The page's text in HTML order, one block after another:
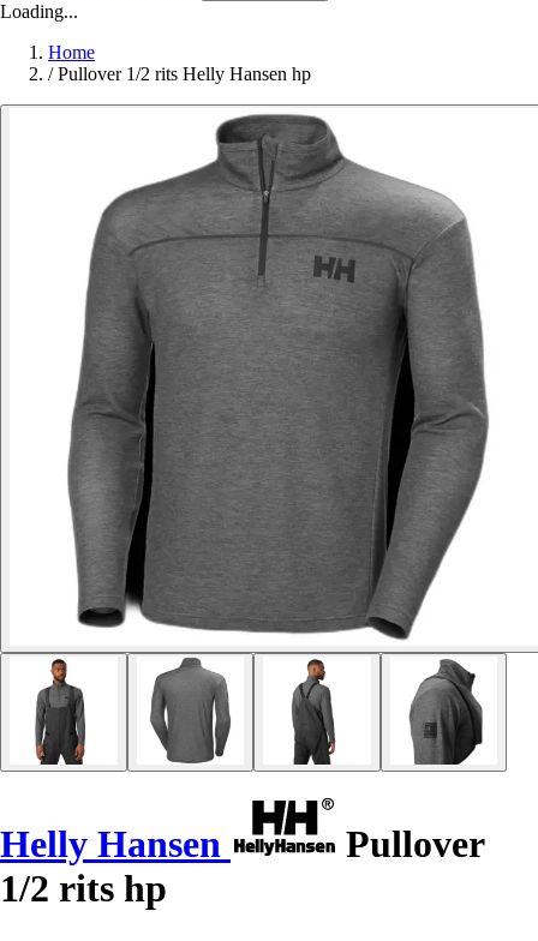
Loading...
Home
/ Pullover 1/2 rits Helly Hansen hp
Helly Hansen
Pullover
1/2 rits hp